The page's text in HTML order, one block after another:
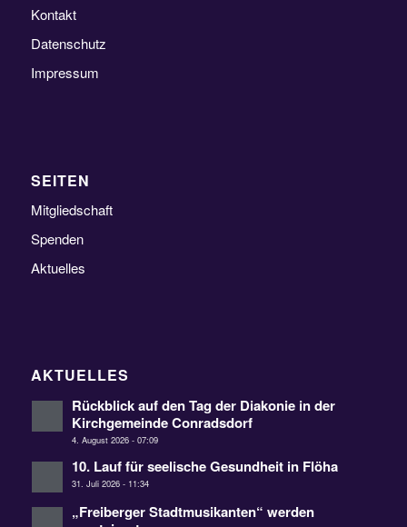
Kontakt
Datenschutz
Impressum
SEITEN
Mitgliedschaft
Spenden
Aktuelles
AKTUELLES
Rückblick auf den Tag der Diakonie in der
Kirchgemeinde Conradsdorf
4. August 2026 - 07:09
10. Lauf für seelische Gesundheit in Flöha
31. Juli 2026 - 11:34
„Freiberger Stadtmusikanten“ werden